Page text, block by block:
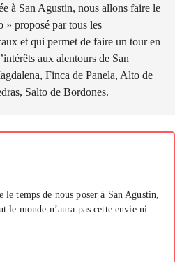
à San Agustin, nous allons faire le
proposé par tous les
et qui permet de faire un tour en
aux alentours de San
Finca de Panela, Alto de
Salto de Bordones.
temps de nous poser à San Agustin,
le monde n’aura pas cette envie ni